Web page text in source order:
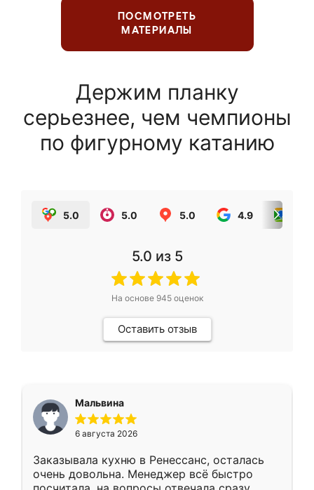
ПОСМОТРЕТЬ
МАТЕРИАЛЫ
Держим планку
серьезнее, чем чемпионы
по фигурному катанию
5.0 5.0 5.0 4.9
5.0 из 5
На основе 945оценок
Оставить отзыв
Мальвина
6 августа 2026
Заказывала кухню в Ренессанс, осталась
очень довольна. Менеджер всё быстро